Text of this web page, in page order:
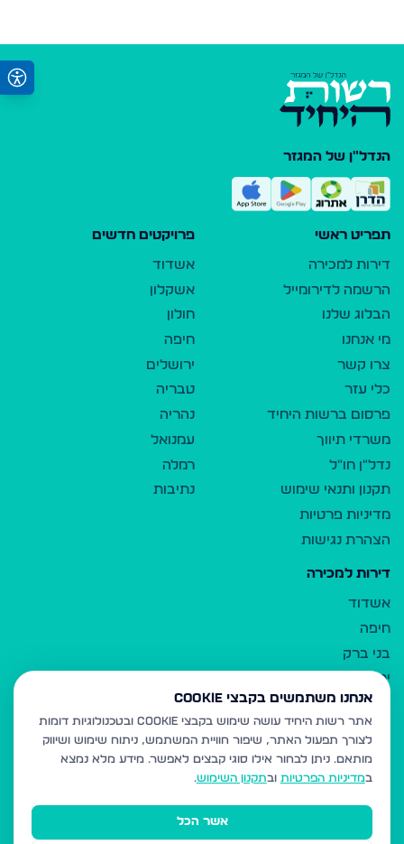
הנדל"ן של המגזר
תפריט ראשי
דירות למכירה
הרשמה לדירומייל
הבלוג שלנו
מי אנחנו
צרו קשר
כלי עזר
פרסום ברשות היחיד
משרדי תיווך
נדל"ן חו"ל
תקנון ותנאי שימוש
מדיניות פרטיות
הצהרת נגישות
פרויקטים חדשים
אשדוד
אשקלון
חולון
חיפה
ירושלים
טבריה
נהריה
עמנואל
רמלה
נתיבות
דירות למכירה
אשדוד
חיפה
בני ברק
ירושלים
אלעד
גבעת זאב
בית שמש
רכסים
מודיעין עילית
אנחנו משתמשים בקבצי Cookie
אתר רשות היחיד עושה שימוש בקבצי Cookie ובטכנולוגיות דומות
לצורך תפעול האתר, שיפור חוויית המשתמש, ניתוח שימוש ושיווק
מותאם. ניתן לבחור אילו סוגי קבצים לאפשר. מידע מלא נמצא
במדיניות הפרטיות ובתקנון השימוש.
אשר הכל